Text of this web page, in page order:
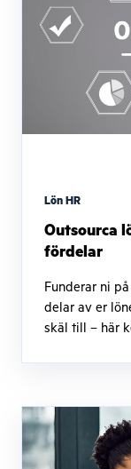
Lön HR
Outsourca
fördelar
Funderar ni
delar av er
skäl till – här